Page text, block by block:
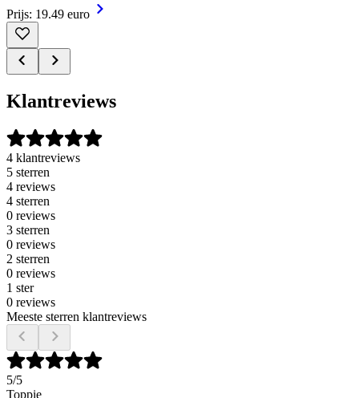
Prijs: 19.49 euro
Klantreviews
4 klantreviews
5 sterren
4 reviews
4 sterren
0 reviews
3 sterren
0 reviews
2 sterren
0 reviews
1 ster
0 reviews
Meeste sterren klantreviews
5/5
Toppie